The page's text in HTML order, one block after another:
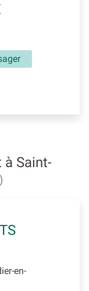
à Saint-
en-